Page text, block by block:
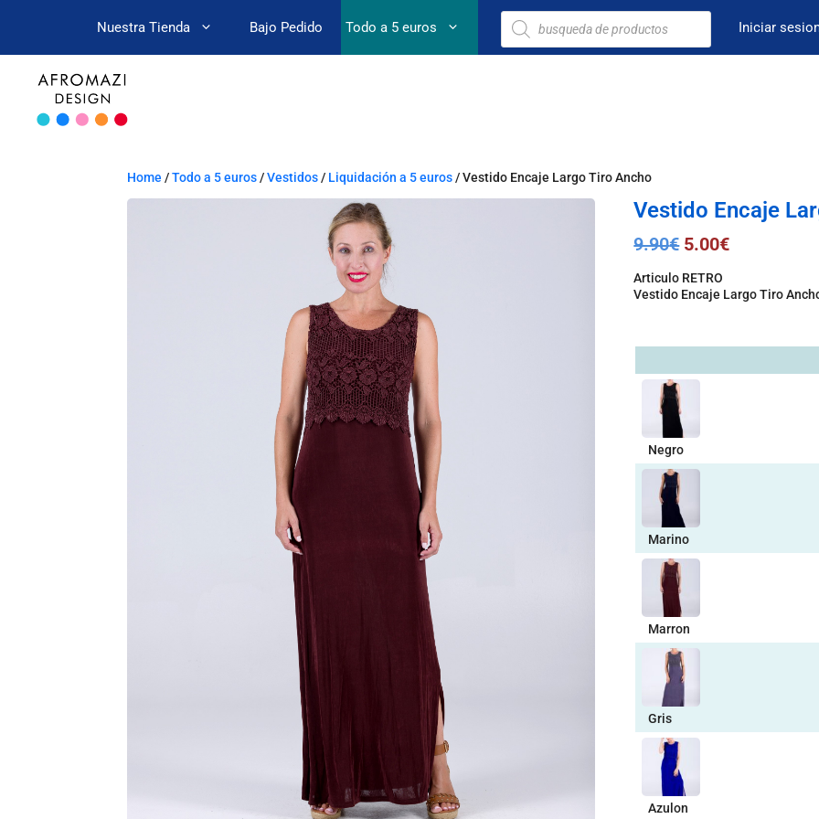
Nuestra Tienda Bajo Pedido Todo a 5 euros Iniciar
Home /Todo a 5 euros/Vestidos/ Liquidación a 5 euros/ Vestido Encaje Largo Tiro Ancho
Vestido Encaje
9.90€ 5.00€
Articulo RETRO
Vestido Encaje Largo Tiro
Negro
Marino
Marron
Gris
Azulon